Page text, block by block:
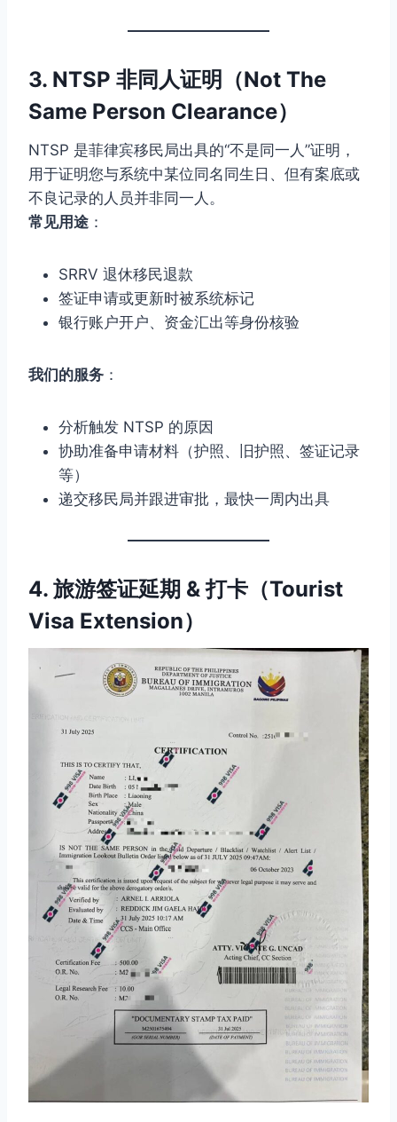
3. NTSP 非同人证明（Not The
Same Person Clearance）
NTSP 是菲律宾移民局出具的“不是同一人”证明，
用于证明您与系统中某位同名同生日、但有案底或
不良记录的人员并非同一人。
常见用途 ：
SRRV 退休移民退款
签证申请或更新时被系统标记
银行账户开户、资金汇出等身份核验
我们的服务 ：
分析触发 NTSP 的原因
协助准备申请材料（护照、旧护照、签证记录
等）
递交移民局并跟进审批，最快一周内出具
4. 旅游签证延期 & 打卡（Tourist
Visa Extension）